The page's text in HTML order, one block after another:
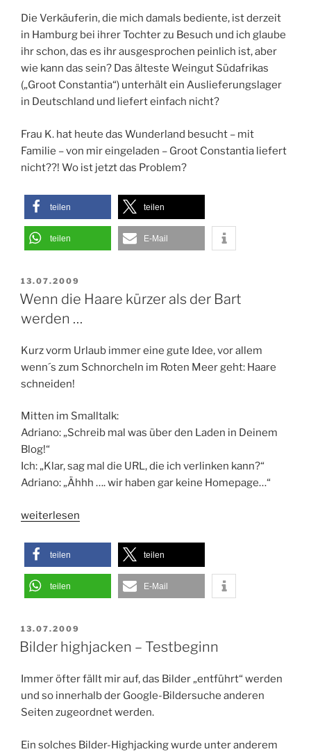
Die Verkäuferin, die mich damals bediente, ist derzeit
in Hamburg bei ihrer Tochter zu Besuch und ich glaube
ihr schon, das es ihr ausgesprochen peinlich ist, aber
wie kann das sein? Das älteste Weingut Südafrikas
(„Groot Constantia“) unterhält ein Auslieferungslager
in Deutschland und liefert einfach nicht?
Frau K. hat heute das Wunderland besucht – mit
Familie – von mir eingeladen – Groot Constantia liefert
nicht??! Wo ist jetzt das Problem?
teilen teilen
teilen E-Mail
VERÖFFENTLICHT
AM
13.07.2009
Wenn die Haare kürzer als der Bart
werden …
Kurz vorm Urlaub immer eine gute Idee, vor allem
wenn´s zum Schnorcheln im Roten Meer geht: Haare
schneiden!
Mitten im Smalltalk:
Adriano: „Schreib mal was über den Laden in Deinem
Blog!“
Ich: „Klar, sag mal die URL, die ich verlinken kann?“
Adriano: „Ähhh …. wir haben gar keine Homepage…“
„Wenn
Haare
kürzer
als
der
werden
…“
weiterlesen
teilen teilen
teilen E-Mail
VERÖFFENTLICHT
AM
13.07.2009
Bilder highjacken – Testbeginn
Immer öfter fällt mir auf, das Bilder „entführt“ werden
und so innerhalb der Google-Bildersuche anderen
Seiten zugeordnet werden.
Ein solches Bilder-Highjacking wurde unter anderem